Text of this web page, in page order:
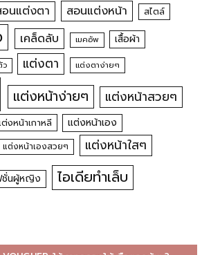
นแต่งตา สอนแต่งหน้า สไตล์
เคล็ดลับ เมคอัพ เสื้อผ้า
ว แต่งตา แต่งตาง่ายๆ
แต่งหน้าง่ายๆ แต่งหน้าสวยๆ
งหน้าเกาหลี แต่งหน้าเอง
แต่งหน้าเองสวยๆ แต่งหน้าใสๆ
ชั่นผู้หญิง ไอเดียทำเล็บ